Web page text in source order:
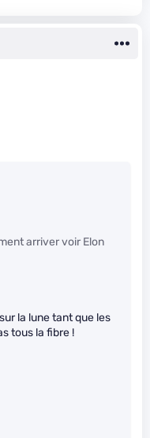
arriver voir Elon
la lune tant que les
tous la fibre !